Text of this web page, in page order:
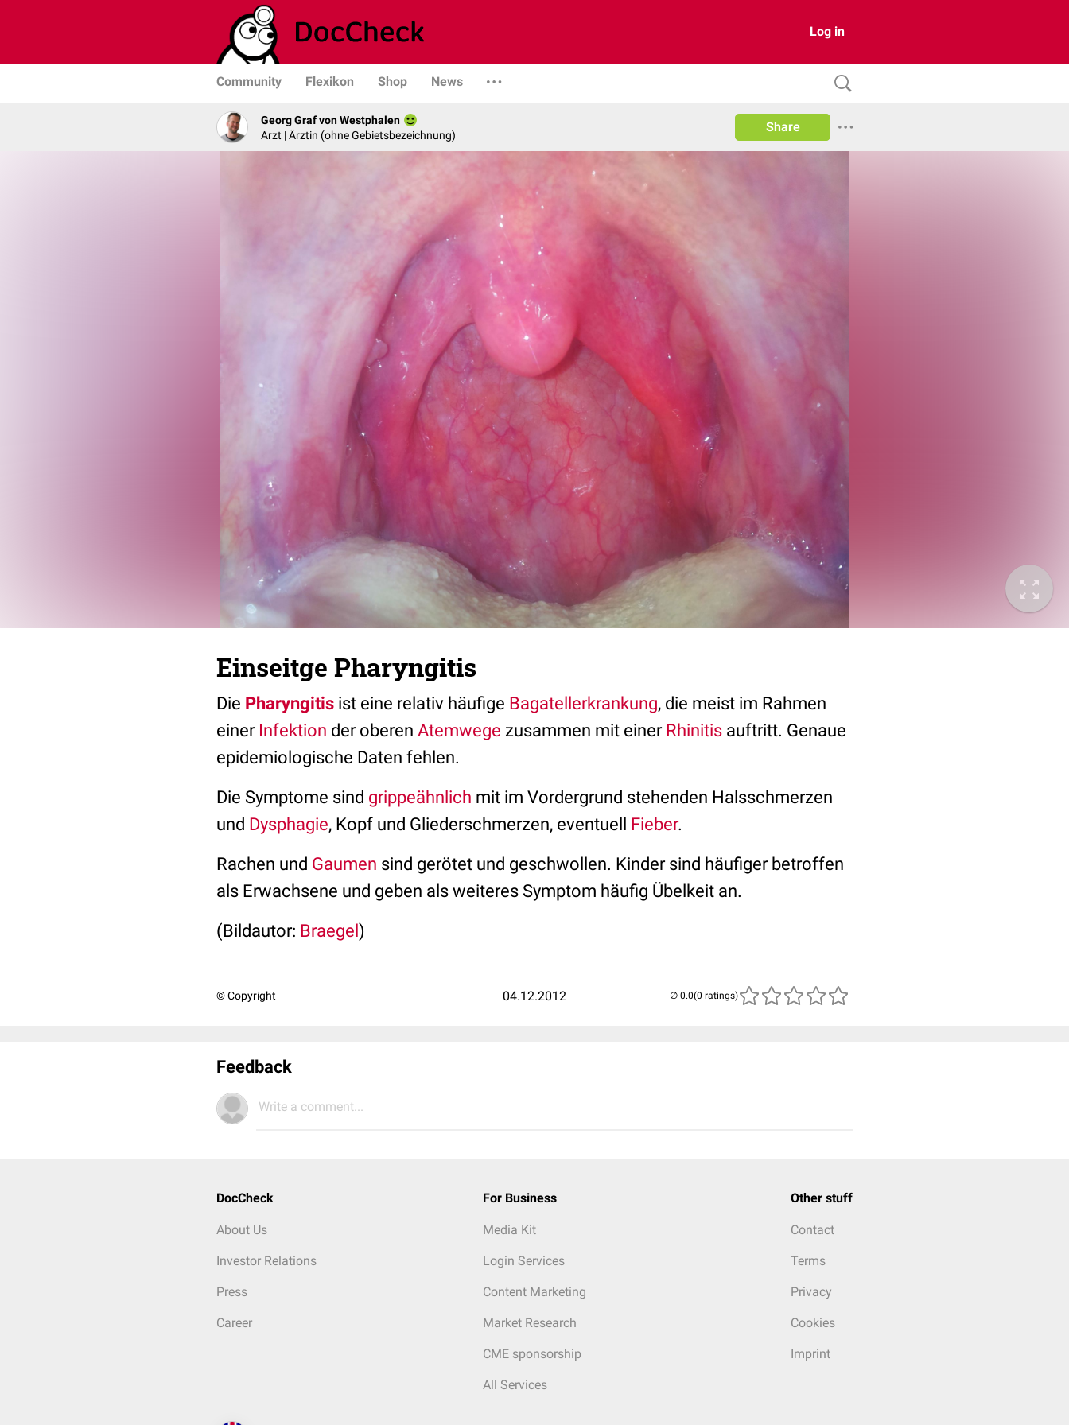
Log in
Community Flexikon Shop News
Georg Graf von Westphalen
Arzt | Ärztin (ohne Gebietsbezeichnung)
Share
Einseitge Pharyngitis
Die Pharyngitis ist eine relativ häufige Bagatellerkrankung, die meist im Rahmen
einer Infektion der oberen Atemwege zusammen mit einer Rhinitis auftritt. Genaue
epidemiologische Daten fehlen.
Die Symptome sind grippeähnlich mit im Vordergrund stehenden Halsschmerzen
und Dysphagie, Kopf und Gliederschmerzen, eventuell Fieber.
Rachen und Gaumen sind gerötet und geschwollen. Kinder sind häufiger betroffen
als Erwachsene und geben als weiteres Symptom häufig Übelkeit an.
(Bildautor: Braegel)
© Copyright 04.12.2012 (0 ratings)
Feedback
Write a comment...
DocCheck
About Us
Investor Relations
Press
Career
For Business
Media Kit
Login Services
Content Marketing
Market Research
CME sponsorship
All Services
Other stuff
Contact
Terms
Privacy
Cookies
Imprint